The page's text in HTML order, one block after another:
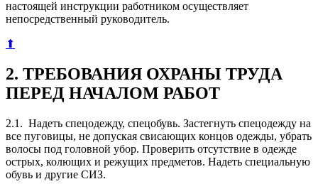
настоящей инструкции работником осуществляет
непосредственный руководитель.
⬆
2. ТРЕБОВАНИЯ ОХРАНЫ ТРУДА
ПЕРЕД НАЧАЛОМ РАБОТ
2.1. Надеть спецодежду, спецобувь. Застегнуть спецодежду на
все пуговицы, не допуская свисающих концов одежды, убрать
волосы под головной убор. Проверить отсутствие в одежде
острых, колющих и режущих предметов. Надеть специальную
обувь и другие СИЗ.